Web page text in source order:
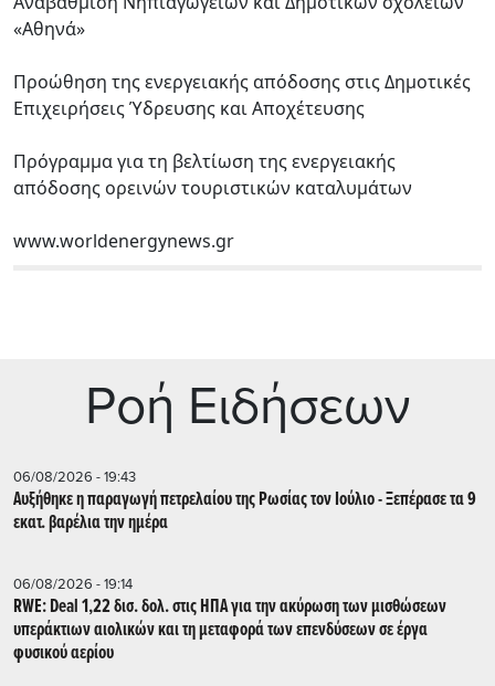
«Αθηνά»
Προώθηση της ενεργειακής απόδοσης στις Δημοτικές
Επιχειρήσεις Ύδρευσης και Αποχέτευσης
Πρόγραμμα για τη βελτίωση της ενεργειακής
απόδοσης ορεινών τουριστικών καταλυμάτων
www.worldenergynews.gr
Ρoή Ειδήσεων
06/08/2026 - 19:43
Αυξήθηκε η παραγωγή πετρελαίου της Ρωσίας τον Ιούλιο - Ξεπέρασε τα 9
εκατ. βαρέλια την ημέρα
06/08/2026 - 19:14
RWE: Deal 1,22 δισ. δολ. στις ΗΠΑ για την ακύρωση των μισθώσεων
υπεράκτιων αιολικών και τη μεταφορά των επενδύσεων σε έργα
φυσικού αερίου